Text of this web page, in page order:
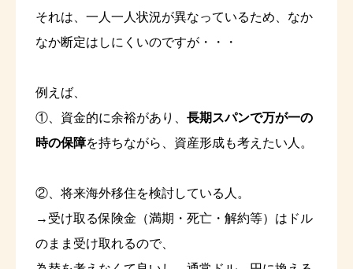
それは、一人一人状況が異なっているため、なか
なか断定はしにくいのですが・・・
例えば、
①、資金的に余裕があり、 長期スパンで万が一の
時の保障を持ちながら、資産形成も考えたい人。
②、将来海外移住を検討している人。
→受け取る保険金（満期・死亡・解約等）はドル
のまま受け取れるので、